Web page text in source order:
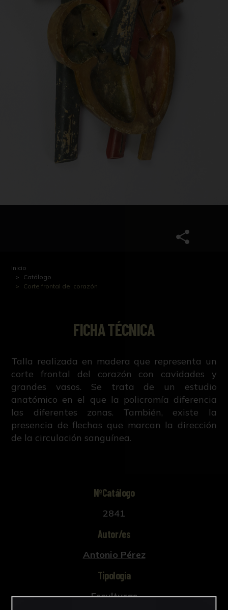
Inicio
Catálogo
Corte frontal del corazón
FICHA TÉCNICA
Talla realizada en madera que representa un
corte frontal del corazón con cavidades y
grandes vasos. Se trata de un estudio
anatómico en el que la policromía diferencia
las diferentes zonas. También, existe la
presencia de flechas que marcan la dirección
de la circulación sanguínea.
NºCatálogo
2841
Autor/es
Antonio Pérez
Tipología
Esculturas